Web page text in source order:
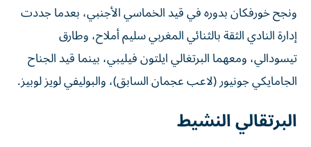
ونجح خورفكان بدوره في قيد الخماسي الأجنبي، بعدما جددت
إدارة النادي الثقة بالثنائي المغربي سليم أملاح، وطارق
تيسودالي، ومعهما البرتغالي ايلتون فيليبي، بينما قيد الجناح
الجامايكي جونيور (لاعب عجمان السابق)، والبوليفي لويز لوبيز.
البرتقالي النشيط